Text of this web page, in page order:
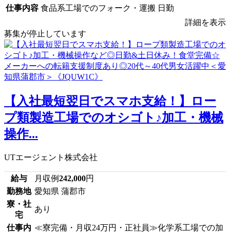
仕事内容 食品系工場でのフォーク・運搬 日勤
詳細を表示
募集が停止しています
【入社最短翌日でスマホ支給！】ロー
プ類製造工場でのオシゴト♪加工・機械
操作...
UTエージェント株式会社
給与 月収例242,000円
勤務地 愛知県 蒲郡市
寮・社
宅
あり
仕事内 ≪寮完備・月収24万円・正社員≫化学系工場での加